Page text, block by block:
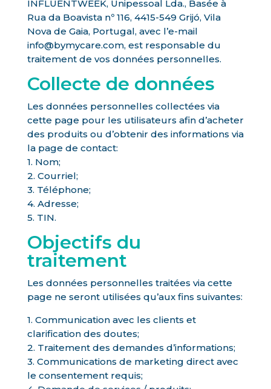
INFLUENTWEEK, Unipessoal Lda., Basée à
Rua da Boavista nº 116, 4415-549 Grijó, Vila
Nova de Gaia, Portugal, avec l’e-mail
info@bymycare.com, est responsable du
traitement de vos données personnelles.
Collecte de données
Les données personnelles collectées via
cette page pour les utilisateurs afin d’acheter
des produits ou d’obtenir des informations via
la page de contact:
1. Nom;
2. Courriel;
3. Téléphone;
4. Adresse;
5. TIN.
Objectifs du
traitement
Les données personnelles traitées via cette
page ne seront utilisées qu’aux fins suivantes:
1. Communication avec les clients et
clarification des doutes;
2. Traitement des demandes d’informations;
3. Communications de marketing direct avec
le consentement requis;